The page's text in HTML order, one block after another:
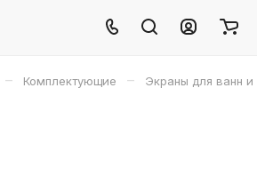
– Комплектующие – Экраны для ванн и